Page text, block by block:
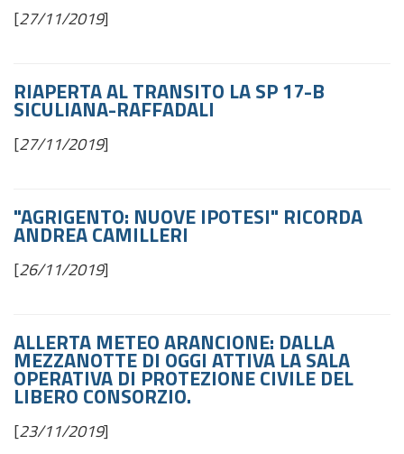
[27/11/2019]
RIAPERTA AL TRANSITO LA SP 17-B
SICULIANA-RAFFADALI
[27/11/2019]
"AGRIGENTO: NUOVE IPOTESI" RICORDA
ANDREA CAMILLERI
[26/11/2019]
ALLERTA METEO ARANCIONE: DALLA
MEZZANOTTE DI OGGI ATTIVA LA SALA
OPERATIVA DI PROTEZIONE CIVILE DEL
LIBERO CONSORZIO.
[23/11/2019]